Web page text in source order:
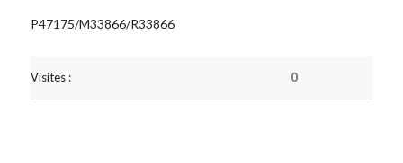
P47175/M33866/R33866
Visites : 0